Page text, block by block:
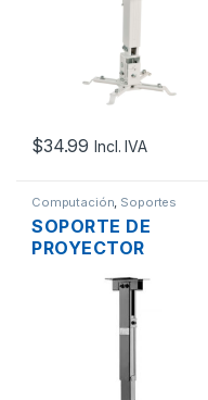
$34.99 Incl. IVA
Computación, Soportes
SOPORTE DE
PROYECTOR
UNIVERSAL TECHO
65CM, +/-15º , +/-8º